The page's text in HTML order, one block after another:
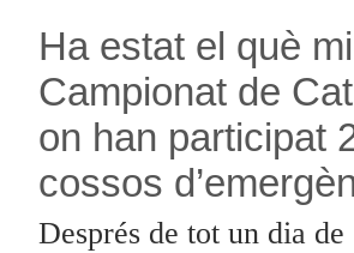
Ha estat el què
Campionat de
on han participat
cossos
Després de tot un dia